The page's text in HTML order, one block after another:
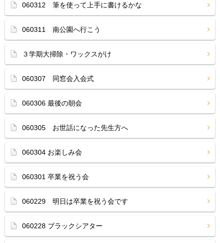
060312 筆を使って上手に書けるかな
060311 南公園へ行こう
３学期大掃除・ワックスがけ
060307 同窓会入会式
060306 最後の朝会
060305 お世話になった先生方へ
060304 お楽しみ会
060301 卒業を祝う会
060229 明日は卒業を祝う会です
060228 ブラックシアター